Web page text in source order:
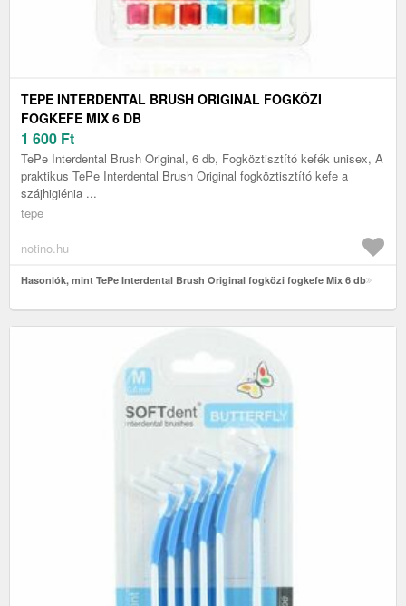
TEPE INTERDENTAL BRUSH ORIGINAL FOGKÖZI
FOGKEFE MIX 6 DB
1 600 Ft
TePe Interdental Brush Original, 6 db, Fogköztisztító kefék unisex, A
praktikus TePe Interdental Brush Original fogköztisztító kefe a
szájhigiénia ...
tepe
notino.hu
Hasonlók, mint TePe Interdental Brush Original fogközi fogkefe Mix 6 db